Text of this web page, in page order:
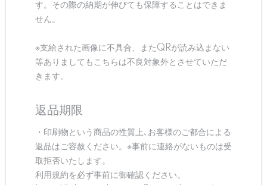
す。その際の納期が伸びても保障することはできま
せん。
※支給された画像に不具合、またQRが読み込まない
等ありましてもこちらは不良対象外とさせていただ
きます。
返品期限
・印刷物という商品の性質上､お客様のご都合による
返品はご容赦ください。※事前に連絡がないものは受
取拒否いたします。
利用規約を必ず事前に御確認ください。